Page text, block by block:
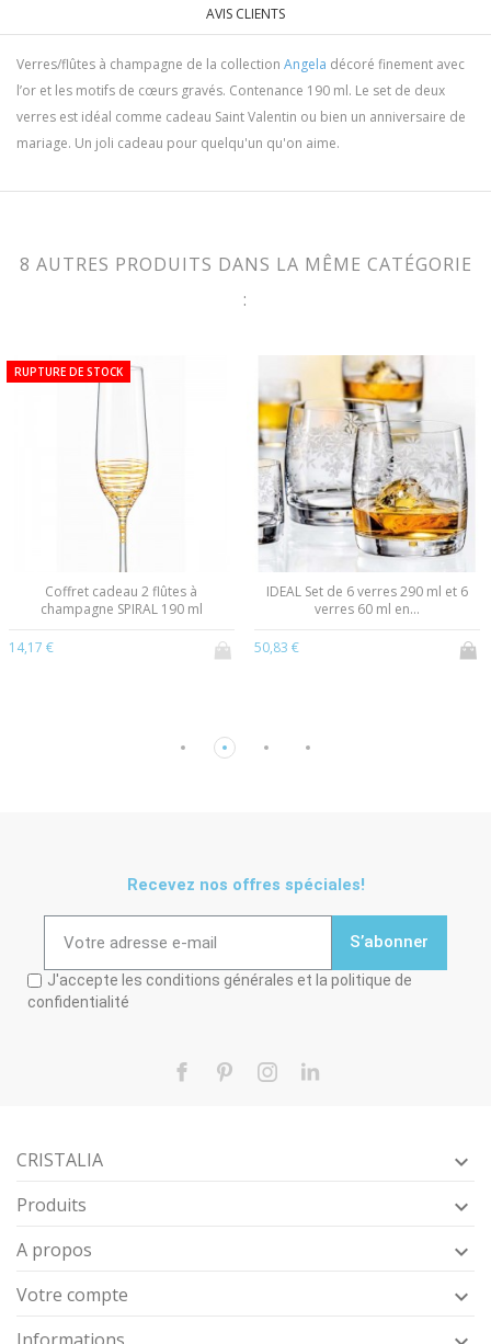
AVIS CLIENTS
Verres/flûtes à champagne de la collection Angela décoré finement avec
l’or et les motifs de cœurs gravés. Contenance 190 ml. Le set de deux
verres est idéal comme cadeau Saint Valentin ou bien un anniversaire de
mariage. Un joli cadeau pour quelqu'un qu'on aime.
8 AUTRES PRODUITS DANS LA MÊME CATÉGORIE
:
RUPTURE DE STOCK
Coffret cadeau 2 flûtes à
champagne SPIRAL 190 ml
14,17 €
IDEAL Set de 6 verres 290 ml et 6
verres 60 ml en...
50,83 €
Recevez nos offres spéciales!
S’abonner
J'accepte les conditions générales et la politique de
confidentialité
Facebook
Pinterest
Instagram
LinkedIn
CRISTALIA 
Produits 
A propos 
Votre compte 